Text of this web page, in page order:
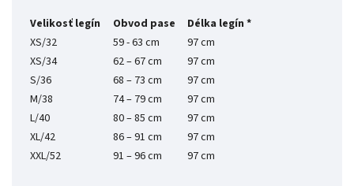
Velikosť legín Obvod pase
Délka legín *
XS/32
59 - 63 cm
97 cm
XS/34
62 – 67 cm
97 cm
S/36
68 – 73 cm
97 cm
M/38
74 – 79 cm
97 cm
L/40
80 – 85 cm
97 cm
XL/42
86 – 91 cm
97 cm
XXL/52
91 – 96 cm 97 cm